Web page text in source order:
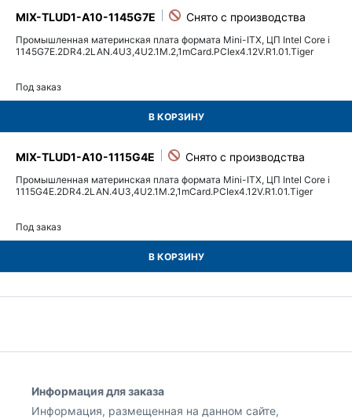
MIX-TLUD1-A10-1145G7E
Промышленная материнская плата формата Mini-ITX, ЦП Intel Core i
1145G7E.2DR4.2LAN.4U3,4U2.1M.2,1mCard.PCIex4.12V.R1.01.Tiger
Под заказ
В КОРЗИНУ
MIX-TLUD1-A10-1115G4E
Промышленная материнская плата формата Mini-ITX, ЦП Intel Core i
1115G4E.2DR4.2LAN.4U3,4U2.1M.2,1mCard.PCIex4.12V.R1.01.Tiger
Под заказ
В КОРЗИНУ
Информация для заказа
Информация, размещенная на данном сайте,